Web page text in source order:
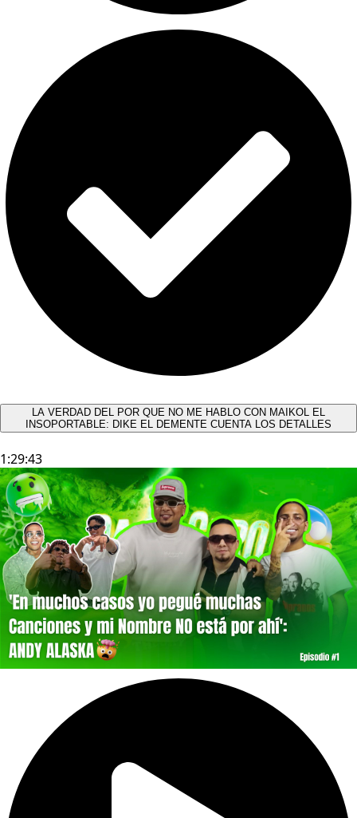
LA VERDAD DEL POR QUE NO ME HABLO CON MAIKOL EL
INSOPORTABLE: DIKE EL DEMENTE CUENTA LOS DETALLES
1:29:43